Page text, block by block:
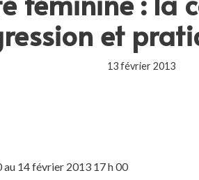
et
13 février 2013
14 février 2013 17 h 00